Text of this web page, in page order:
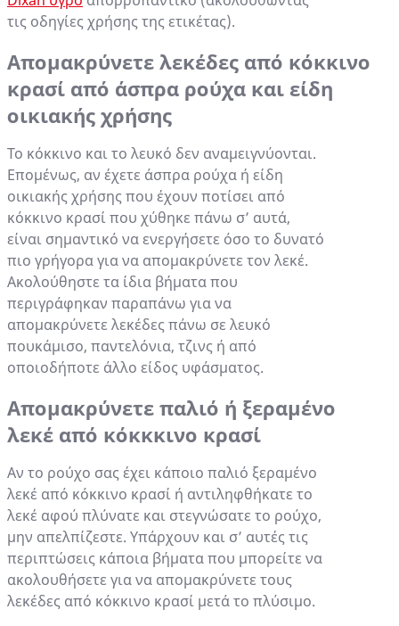
τις οδηγίες χρήσης της ετικέτας).
Απομακρύνετε λεκέδες από κόκκινο
κρασί από άσπρα ρούχα και είδη
οικιακής χρήσης
Το κόκκινο και το λευκό δεν αναμειγνύονται.
Επομένως, αν έχετε άσπρα ρούχα ή είδη
οικιακής χρήσης που έχουν ποτίσει από
κόκκινο κρασί που χύθηκε πάνω σ’ αυτά,
είναι σημαντικό να ενεργήσετε όσο το δυνατό
πιο γρήγορα για να απομακρύνετε τον λεκέ.
Ακολούθηστε τα ίδια βήματα που
περιγράφηκαν παραπάνω για να
απομακρύνετε λεκέδες πάνω σε λευκό
πουκάμισο, παντελόνια, τζινς ή από
οποιοδήποτε άλλο είδος υφάσματος.
Απομακρύνετε παλιό ή ξεραμένο
λεκέ από κόκκκινο κρασί
Αν το ρούχο σας έχει κάποιο παλιό ξεραμένο
λεκέ από κόκκινο κρασί ή αντιληφθήκατε το
λεκέ αφού πλύνατε και στεγνώσατε το ρούχο,
μην απελπίζεστε. Υπάρχουν και σ’ αυτές τις
περιπτώσεις κάποια βήματα που μπορείτε να
ακολουθήσετε για να απομακρύνετε τους
λεκέδες από κόκκινο κρασί μετά το πλύσιμο.